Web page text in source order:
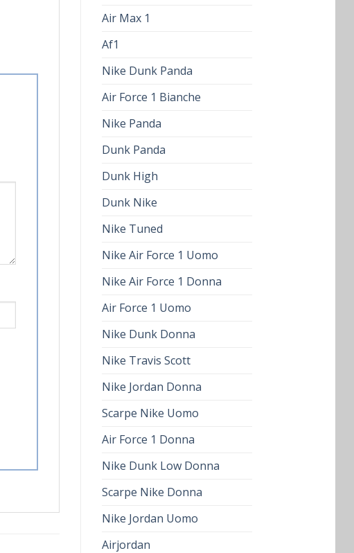
Air Max 1
Af1
Nike Dunk Panda
Air Force 1 Bianche
Nike Panda
Dunk Panda
Dunk High
Dunk Nike
Nike Tuned
Nike Air Force 1 Uomo
Nike Air Force 1 Donna
Air Force 1 Uomo
Nike Dunk Donna
Nike Travis Scott
Nike Jordan Donna
Scarpe Nike Uomo
Air Force 1 Donna
Nike Dunk Low Donna
Scarpe Nike Donna
Nike Jordan Uomo
Airjordan